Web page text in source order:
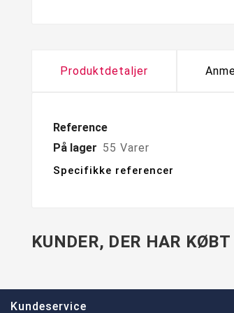
Produktdetaljer
Reference
På lager 55 Varer
Specifikke referencer
KUNDER, DER HAR
Kundeservice